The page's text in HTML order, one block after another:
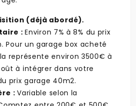
(déjà abordé).
:Environ 7% à 8% du prix
Pour un garage box acheté
représente environ 3500€ à
à intégrer dans votre
prix garage 40m2.
:Variable selon la